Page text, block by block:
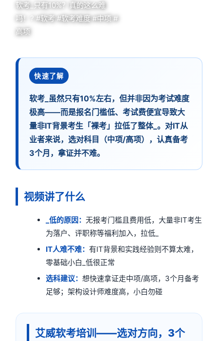
软考_只有10%？真的这么难
吗！? #软考 #软考难度 #中项 #
高项
快速了解
软考_虽然只有10%左右，但并非因为考试难度
极高——而是报名门槛低、考试费便宜导致大
量非IT背景考生「裸考」拉低了整体_。对IT从
业者来说，选对科目（中项/高项），认真备考
3个月，拿证并不难。
视频讲了什么
_低的原因：无报考门槛且费用低，大量非IT考生
为落户、评职称等福利加入，拉低_
IT人难不难：有IT背景和实践经验则不算太难，
零基础小白_低很正常
选科建议：想快速拿证走中项/高项，3个月备考
足够；架构设计师难度高，小白勿碰
艾威软考培训——选对方向，3个